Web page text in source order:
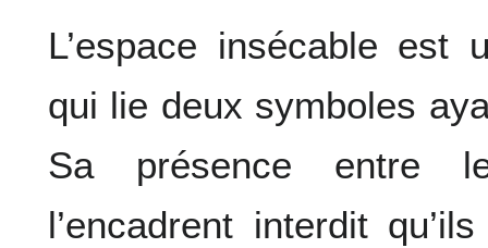
L’espace insécable est
qui lie deux symboles
Sa présence entre
l’encadrent interdit